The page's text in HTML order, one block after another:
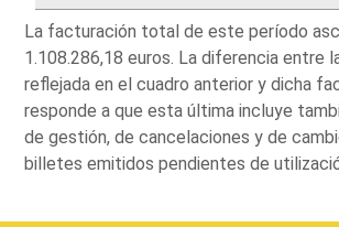
La facturación total de este período
1.108.286,18 euros. La diferencia entre
reflejada en el cuadro anterior y dicha
responde a que esta última incluye
de gestión, de cancelaciones y de
billetes emitidos pendientes de